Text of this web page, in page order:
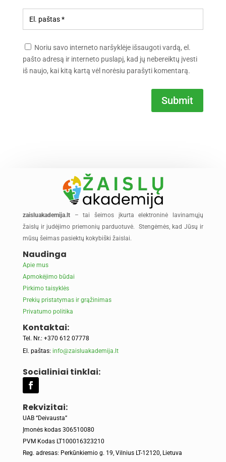
Noriu savo interneto naršyklėje išsaugoti vardą, el.
pašto adresą ir interneto puslapį, kad jų nebereiktų įvesti
iš naujo, kai kitą kartą vėl norėsiu parašyti komentarą.
Submit
zaisluakademija.lt
– tai šeimos įkurta elektroninė lavinamųjų
žaislų ir judėjimo priemonių parduotuvė. Stengėmės, kad Jūsų ir
mūsų šeimas pasiektų kokybiški žaislai.
Naudinga
Apie mus
Apmokėjimo būdai
Pirkimo taisyklės
Prekių pristatymas ir grąžinimas
Privatumo politika
Kontaktai:
Tel. Nr.: +370 612 07778
El. paštas: info@zaisluakademija.lt
Socialiniai tinklai:
Rekvizitai:
UAB “Deivausta”
Įmonės kodas 306510080
PVM Kodas LT100016323210
Reg. adresas: Perkūnkiemio g. 19, Vilnius LT-12120, Lietuva